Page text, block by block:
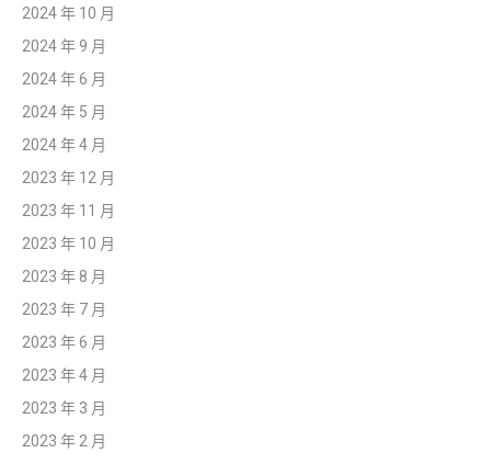
2024 年 10 月
2024 年 9 月
2024 年 6 月
2024 年 5 月
2024 年 4 月
2023 年 12 月
2023 年 11 月
2023 年 10 月
2023 年 8 月
2023 年 7 月
2023 年 6 月
2023 年 4 月
2023 年 3 月
2023 年 2 月